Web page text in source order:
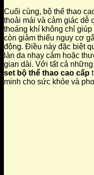
Cuối cùng, bộ thể thao
thoải mái và cảm giác dễ
thoáng khí không chỉ
còn giảm thiểu nguy cơ
động. Điều này đặc biệt
làn da nhạy cảm hoặc
gian dài. Với tất cả
set bộ thể thao cao cấp
minh cho sức khỏe và